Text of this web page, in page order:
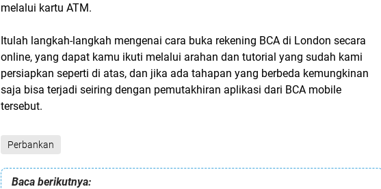
melalui kartu ATM.
Itulah langkah-langkah mengenai cara buka rekening BCA di London secara
online, yang dapat kamu ikuti melalui arahan dan tutorial yang sudah kami
persiapkan seperti di atas, dan jika ada tahapan yang berbeda kemungkinan
saja bisa terjadi seiring dengan pemutakhiran aplikasi dari BCA mobile
tersebut.
Perbankan
Baca berikutnya: